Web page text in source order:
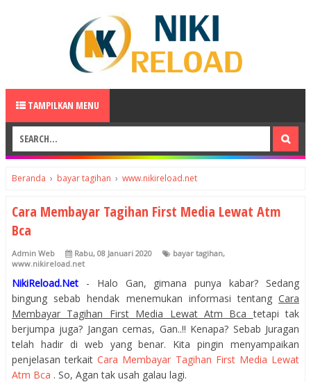
TAMPILKAN MENU
Beranda › bayar tagihan › www.nikireload.net
Cara Membayar Tagihan First Media Lewat Atm
Bca
Admin Web Rabu, 08 Januari 2020 bayar tagihan,
www.nikireload.net
NikiReload.Net - Halo Gan, gimana punya kabar? Sedang
bingung sebab hendak menemukan informasi tentang Cara
Membayar Tagihan First Media Lewat Atm Bcatetapi tak
berjumpa juga? Jangan cemas, Gan..!! Kenapa? Sebab Juragan
telah hadir di web yang benar. Kita pingin menyampaikan
penjelasan terkaitCara Membayar Tagihan First Media Lewat
Atm Bca . So, Agan tak usah galau lagi.